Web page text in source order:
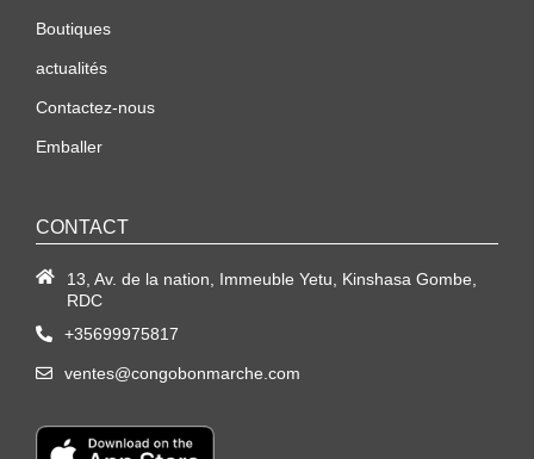
Boutiques
actualités
Contactez-nous
Emballer
CONTACT
13, Av. de la nation, Immeuble Yetu, Kinshasa Gombe,
RDC
+35699975817
ventes@congobonmarche.com